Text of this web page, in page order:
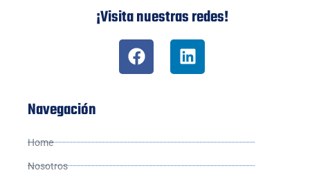
¡Visita nuestras redes!
Navegación
Home
Nosotros